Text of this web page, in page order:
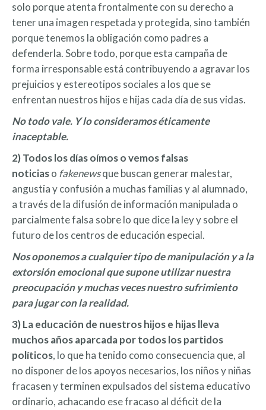
solo porque atenta frontalmente con su derecho a
tener una imagen respetada y protegida, sino también
porque tenemos la obligación como padres a
defenderla. Sobre todo, porque esta campaña de
forma irresponsable está contribuyendo a agravar los
prejuicios y estereotipos sociales a los que se
enfrentan nuestros hijos e hijas cada día de sus vidas.
No todo vale. Y lo consideramos éticamente
inaceptable.
2) Todos los días oímos o vemos falsas
noticiaso fakenewsque buscan generar malestar,
angustia y confusión a muchas familias y al alumnado,
a través de la difusión de información manipulada o
parcialmente falsa sobre lo que dice la ley y sobre el
futuro de los centros de educación especial.
Nos oponemos a cualquier tipo de manipulación y a la
extorsión emocional que supone utilizar nuestra
preocupación y muchas veces nuestro sufrimiento
para jugar con la realidad.
3) La educación de nuestros hijos e hijas lleva
muchos años aparcada por todos los partidos
políticos, lo que ha tenido como consecuencia que, al
no disponer de los apoyos necesarios, los niños y niñas
fracasen y terminen expulsados del sistema educativo
ordinario, achacando ese fracaso al déficit de la